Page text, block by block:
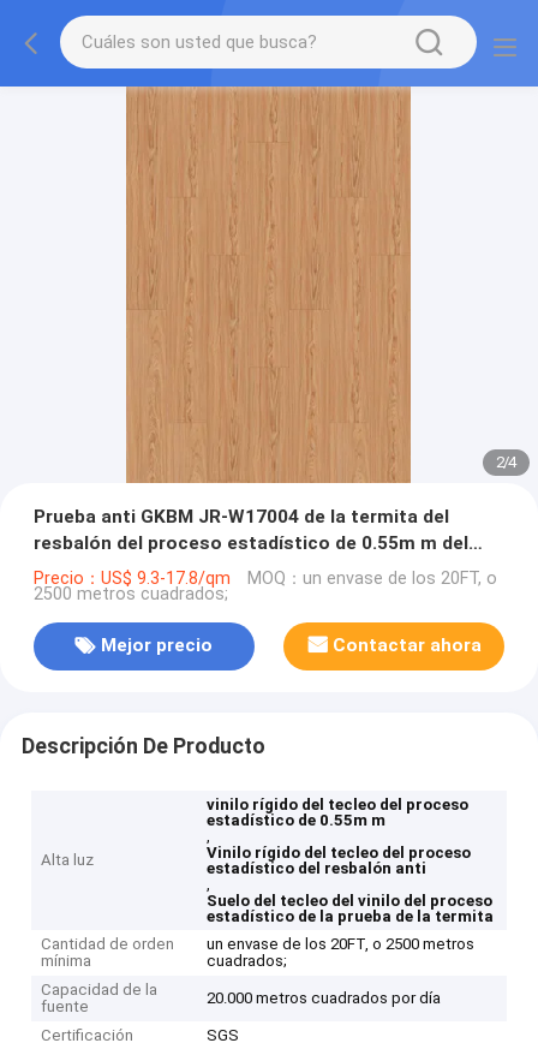
2/4
Prueba anti GKBM JR-W17004 de la termita del
resbalón del proceso estadístico de 0.55m m del
vinilo rígido del tecleo
Precio：US$ 9.3-17.8/qm MOQ：un envase de los 20FT, o
2500 metros cuadrados;
Mejor precio Contactar ahora
Descripción De Producto
Alta luz
vinilo rígido del tecleo del proceso
estadístico de 0.55m m
,
Vinilo rígido del tecleo del proceso
estadístico del resbalón anti
,
Suelo del tecleo del vinilo del proceso
estadístico de la prueba de la termita
Cantidad de orden
mínima
un envase de los 20FT, o 2500 metros
cuadrados;
Capacidad de la
fuente
20.000 metros cuadrados por día
Certificación
SGS